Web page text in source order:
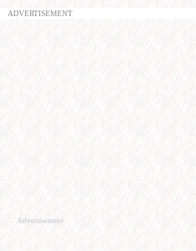
ADVERTISEMENT
Advertisement